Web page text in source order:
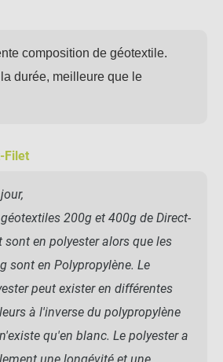
composition de géotextile.
durée, meilleure que le
Filet
200g et 400g de Direct-
sont en polyester alors que les
sont en Polypropylène. Le
peut exister en différentes
à l'inverse du polypropylène
qu'en blanc. Le polyester a